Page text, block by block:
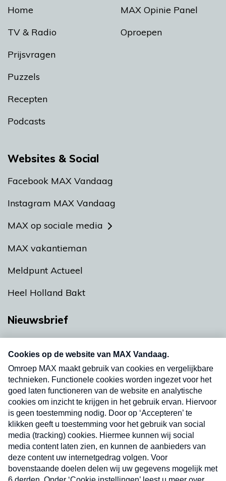
Home
TV & Radio
Prijsvragen
Puzzels
Recepten
Podcasts
MAX Opinie Panel
Oproepen
Websites & Social
Facebook MAX Vandaag
Instagram MAX Vandaag
MAX op sociale media
MAX vakantieman
Meldpunt Actueel
Heel Holland Bakt
Nieuwsbrief
nieuwsbrief. Elke vrijdag- en dinsdagochtend in
uw mailbox.
Verzend